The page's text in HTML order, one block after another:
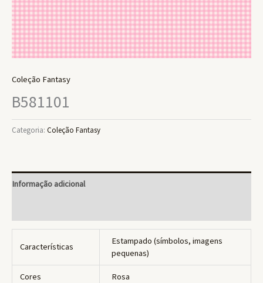
Coleção Fantasy
B581101
Categoria: Coleção Fantasy
Informação adicional
Características
Estampado (símbolos, imagens
pequenas)
Cores Rosa